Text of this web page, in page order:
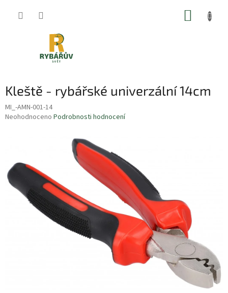
Kleště - rybářské univerzální 14cm
MI_-AMN-001-14
Průměrné
5
hvězdiček.
Neohodnoceno Podrobnosti hodnocení